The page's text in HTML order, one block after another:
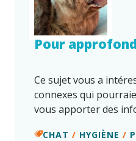
Pour
Ce sujet vous a
connexes qui
vous apporter des
CHAT / HYGIÈNE /